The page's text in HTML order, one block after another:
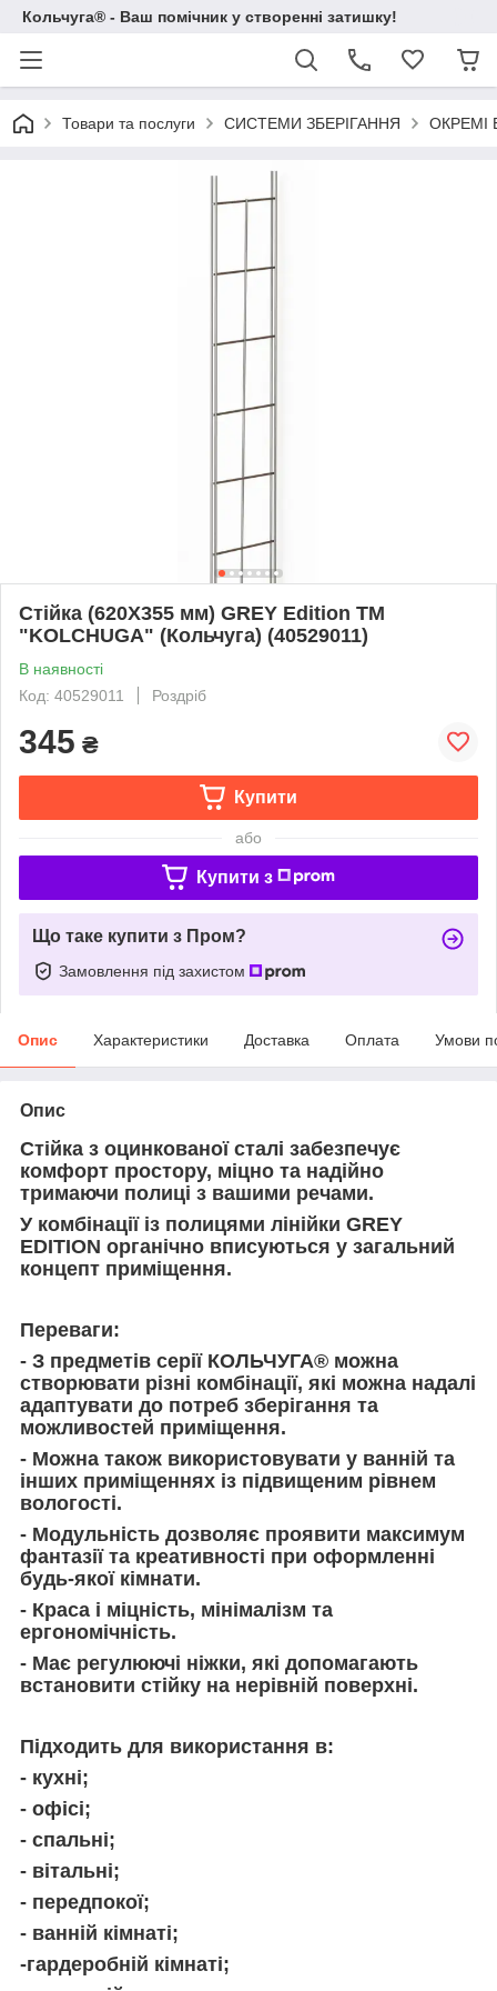
Кольчуга® - Ваш помічник у створенні затишку!
Товари та послуги СИСТЕМИ ЗБЕРІГАННЯ ОКРЕМІ
Стійка (620Х355 мм) GREY Edition ТМ
"KOLCHUGA" (Кольчуга) (40529011)
В наявності
Код: 40529011
Роздріб
345 ₴
Купити
або
Купити з
Що таке купити з Пром?
Замовлення під захистом
Опис Характеристики Доставка Оплата Умови
Опис
Стійка з оцинкованої сталі забезпечує
комфорт простору, міцно та надійно
тримаючи полиці з вашими речами.
У комбінації із полицями лінійки GREY
EDITION органічно вписуються у загальний
концепт приміщення.
Переваги:
- З предметів серії КОЛЬЧУГА® можна
створювати різні комбінації, які можна надалі
адаптувати до потреб зберігання та
можливостей приміщення.
- Можна також використовувати у ванній та
інших приміщеннях із підвищеним рівнем
вологості.
- Модульність дозволяє проявити максимум
фантазії та креативності при оформленні
будь-якої кімнати.
- Краса і міцність, мінімалізм та
ергономічність.
- Має регулюючі ніжки, які допомагають
встановити стійку на нерівній поверхні.
Підходить для використання в:
- кухні;
- офісі;
- спальні;
- вітальні;
- передпокої;
- ванній кімнаті;
-гардеробній кімнаті;